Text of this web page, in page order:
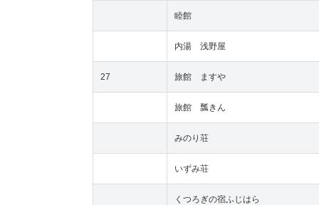
睦館
内湯 浅野屋
27 旅館 ますや
旅館 瓢きん
みのり荘
いずみ荘
くつろぎの宿ふじはら